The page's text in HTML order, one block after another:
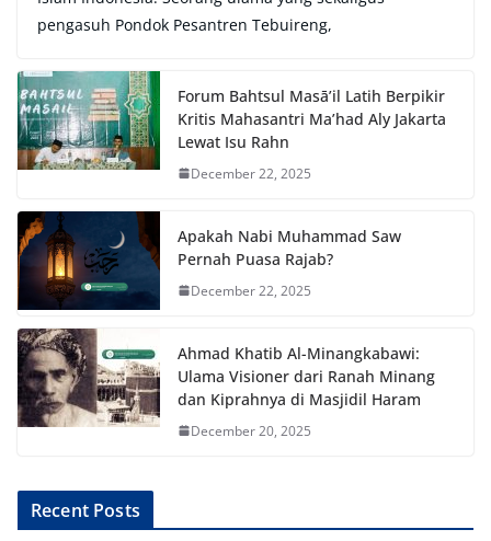
pengasuh Pondok Pesantren Tebuireng,
Forum Bahtsul Masā’il Latih Berpikir
Kritis Mahasantri Ma’had Aly Jakarta
Lewat Isu Rahn
December 22, 2025
Apakah Nabi Muhammad Saw
Pernah Puasa Rajab?
December 22, 2025
Ahmad Khatib Al-Minangkabawi:
Ulama Visioner dari Ranah Minang
dan Kiprahnya di Masjidil Haram
December 20, 2025
Recent Posts